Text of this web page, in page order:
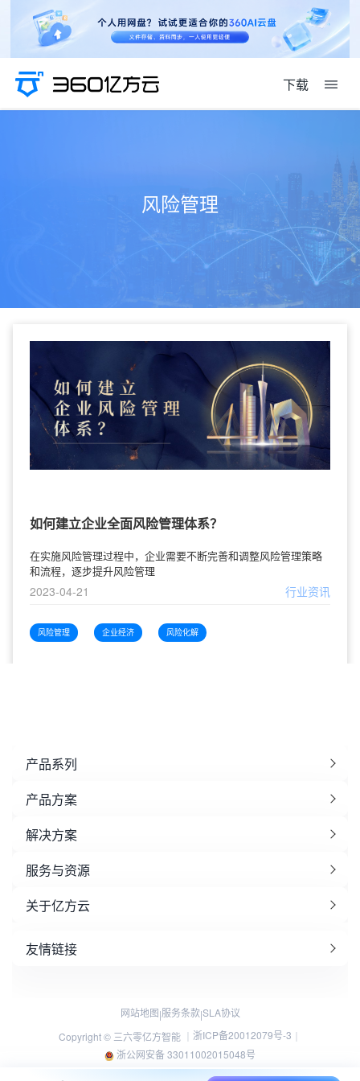
下载
风险管理
如何建立企业全面风险管理体系？
在实施风险管理过程中，企业需要不断完善和调整风险管理策略
和流程，逐步提升风险管理
2023-04-21 行业资讯
风险管理 企业经济 风险化解
产品系列
产品方案
解决方案
服务与资源
关于亿方云
友情链接
网站地图|服务条款|SLA协议
Copyright © 三六零亿方智能 ｜ 浙ICP备20012079号-3 ｜
浙公网安备 33011002015048号